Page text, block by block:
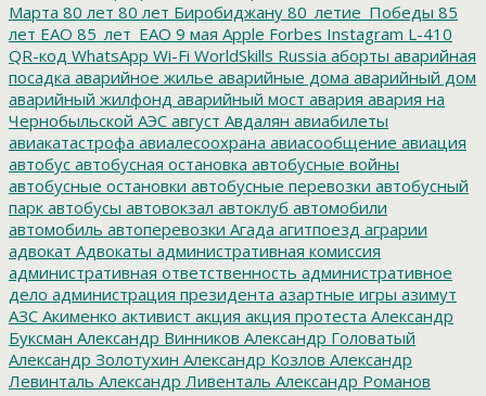
Марта 80 лет 80 лет Биробиджану 80_летие_Победы 85
лет ЕАО 85_лет_ЕАО 9 мая Apple Forbes Instagram L-410
QR-код WhatsApp Wi-Fi WorldSkills Russia аборты аварийная
посадка аварийное жилье аварийные дома аварийный дом
аварийный жилфонд аварийный мост авария авария на
Чернобыльской АЭС август Авдалян авиабилеты
авиакатастрофа авиалесоохрана авиасообщение авиация
автобус автобусная остановка автобусные войны
автобусные остановки автобусные перевозки автобусный
парк автобусы автовокзал автоклуб автомобили
автомобиль автоперевозки Агада агитпоезд аграрии
адвокат Адвокаты административная комиссия
административная ответственность административное
дело администрация президента азартные игры азимут
АЗС Акименко активист акция акция протеста Александр
Буксман Александр Винников Александр Головатый
Александр Золотухин Александр Козлов Александр
Левинталь Александр Ливенталь Александр Романов